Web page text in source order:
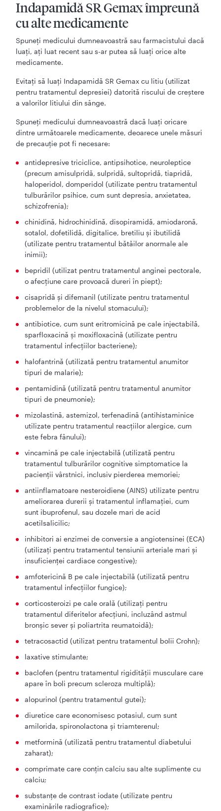
Indapamidă SR Gemax împreună
cu alte medicamente
Spuneţi medicului dumneavoastră sau farmacistului dacă
luaţi, aţi luat recent sau s-ar putea să luați orice alte
medicamente.
Evitați să luaţi Indapamidă SR Gemax cu litiu (utilizat
pentru tratamentul depresiei) datorită riscului de creştere
a valorilor litiului din sânge.
Spuneţi medicului dumneavoastră dacă luaţi oricare
dintre următoarele medicamente, deoarece unele măsuri
de precauție pot fi necesare:
antidepresive triciclice, antipsihotice, neuroleptice
(precum amisulpridă, sulpridă, sultopridă, tiapridă,
haloperidol, domperidol (utilizate pentru tratamentul
tulburărilor psihice, cum sunt depresia, anxietatea,
schizofrenia);
chinidină, hidrochinidină, disopiramidă, amiodaronă,
sotalol, dofetilidă, digitalice, bretiliu şi ibutilidă
(utilizate pentru tratamentul bătăilor anormale ale
inimii);
bepridil (utilizat pentru tratamentul anginei pectorale,
o afecțiune care provoacă dureri în piept);
cisapridă şi difemanil (utilizate pentru tratamentul
problemelor de la nivelul stomacului);
antibiotice, cum sunt eritromicină pe cale injectabilă,
sparfloxacină şi moxifloxacină (utilizate pentru
tratamentul infecțiilor bacteriene);
halofantrină (utilizată pentru tratamentul anumitor
tipuri de malarie);
pentamidină (utilizată pentru tratamentul anumitor
tipuri de pneumonie);
mizolastină, astemizol, terfenadină (antihistaminice
utilizate pentru tratamentul reacţiilor alergice, cum
este febra fânului);
vincamină pe cale injectabilă (utilizată pentru
tratamentul tulburărilor cognitive simptomatice la
pacienții vârstnici, inclusiv pierderea memoriei;
antiinflamatoare nesteroidiene (AINS) utilizate pentru
ameliorarea durerii şi tratamentul inflamaţiei, cum
sunt ibuprofenul, sau dozele mari de acid
acetilsalicilic;
inhibitori ai enzimei de conversie a angiotensinei (ECA)
(utilizaţi pentru tratamentul tensiunii arteriale mari şi
insuficienţei cardiace congestive);
amfotericină B pe cale injectabilă (utilizată pentru
tratamentul infecţiilor fungice);
corticosteroizi pe cale orală (utilizați pentru
tratamentul diferitelor afecțiuni, incluzând astmul
bronşic sever şi poliartrita reumatoidă);
tetracosactid (utilizat pentru tratamentul bolii Crohn);
laxative stimulante;
baclofen (pentru tratamentul rigidității musculare care
apare în boli precum scleroza multiplă);
alopurinol (pentru tratamentul gutei);
diuretice care economisesc potasiul, cum sunt
amilorida, spironolactona şi triamterenul;
metformină (utilizată pentru tratamentul diabetului
zaharat);
comprimate care conțin calciu sau alte suplimente cu
calciu;
substanțe de contrast iodate (utilizate pentru
examinările radiografice);